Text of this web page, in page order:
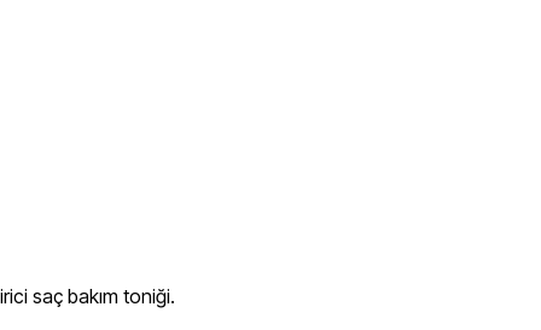
saç bakım toniği.